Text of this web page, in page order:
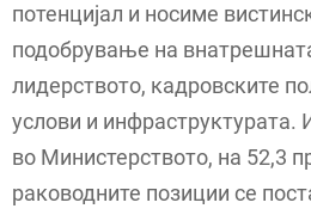
потенцијал и носиме
подобрување на
лидерството, кадровските
услови и
во Министерството, на 52,3
раководните позиции се